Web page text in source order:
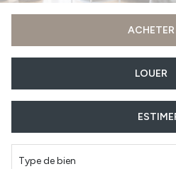
ACHETER
Du neuf
LOUER
Type de bien